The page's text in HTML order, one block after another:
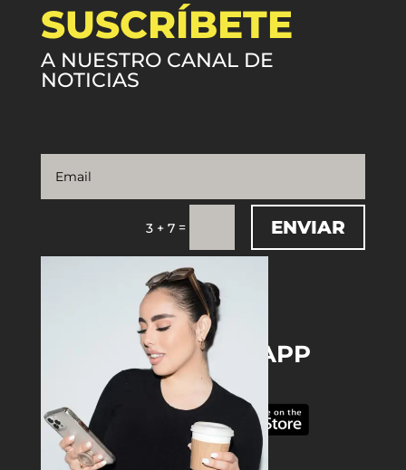
SUSCRÍBETE
A NUESTRO CANAL DE
NOTICIAS
3 + 7 = ENVIAR
DOWNLOAD THE APP